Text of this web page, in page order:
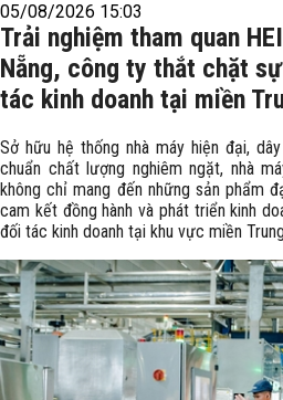
05/08/2026 15:03
Trải nghiệm tham quan
Nẵng, công ty thắt chặt
tác kinh doanh tại miền
Sở hữu hệ thống nhà máy hiện đại,
chuẩn chất lượng nghiêm ngặt, nhà
không chỉ mang đến những sản phẩm
cam kết đồng hành và phát triển kinh
đối tác kinh doanh tại khu vực miền